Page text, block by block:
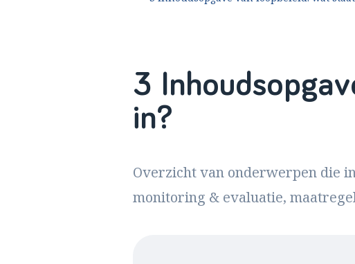
3
in?
Overzicht van onderwerpen die
monitoring & evaluatie,